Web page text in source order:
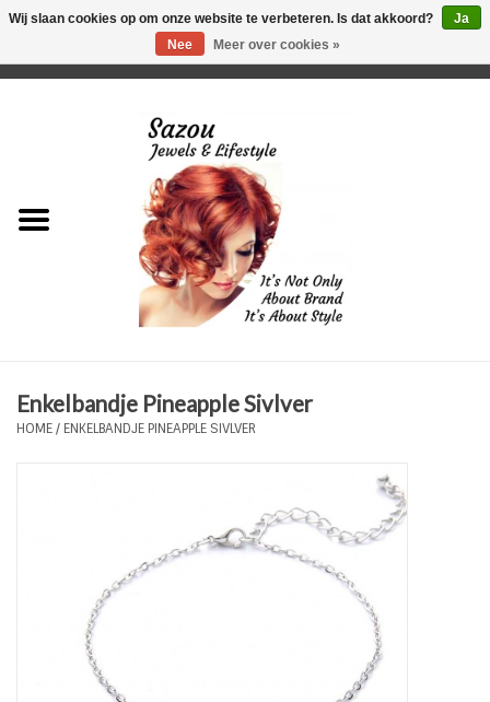
Just for Him
Plus Size Sieraden
Haaraccesoires
Zonnebrillen
Enkelbandje Pineapple Sivlver
HOME/ ENKELBANDJE PINEAPPLE SIVLVER
Wij slaan cookies op om onze website te verbeteren. Is dat akkoord?
Ja
Nee
Meer over cookies »